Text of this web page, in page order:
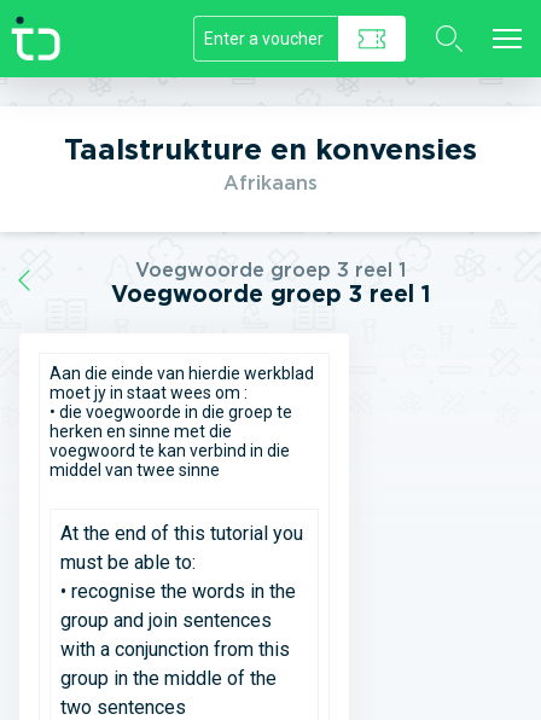
//]]>
Taalstrukture en konvensies
Afrikaans
Voegwoorde groep 3 reel 1
Voegwoorde groep 3 reel 1
Aan die einde van hierdie werkblad
moet jy in staat wees om :
• die voegwoorde in die groep te
herken en sinne met die
voegwoord te kan verbind in die
middel van twee sinne
At the end of this tutorial you
must be able to:
• recognise the words in the
group and join sentences
with a conjunction from this
group in the middle of the
two sentences